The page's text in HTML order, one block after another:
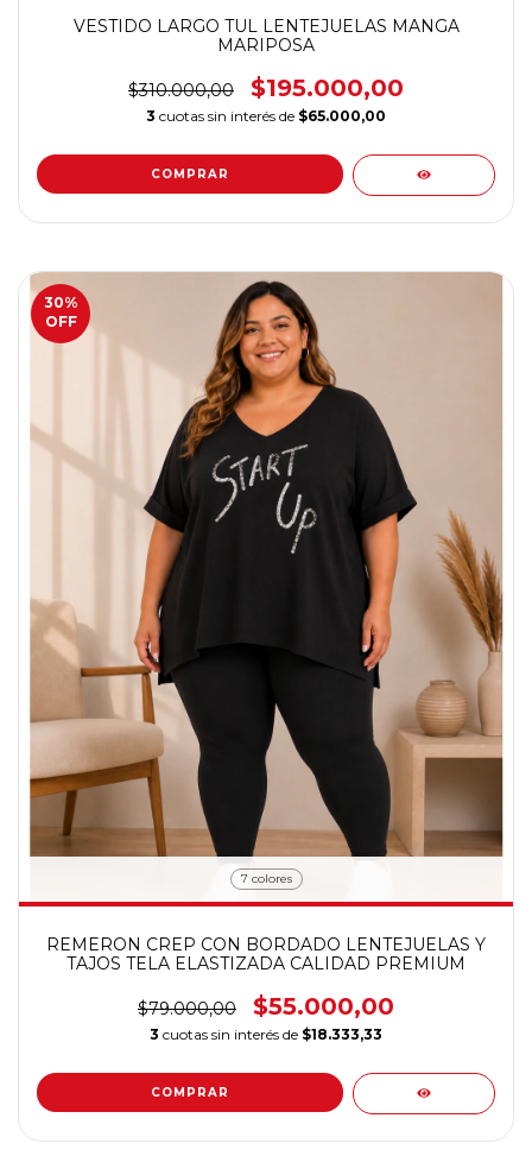
VESTIDO LARGO TUL LENTEJUELAS MANGA
MARIPOSA
$310.000,00 $195.000,00
3 cuotas sin interés de $65.000,00
COMPRAR
30%
OFF
7 colores
REMERON CREP CON BORDADO LENTEJUELAS Y
TAJOS TELA ELASTIZADA CALIDAD PREMIUM
$79.000,00 $55.000,00
3 cuotas sin interés de $18.333,33
COMPRAR